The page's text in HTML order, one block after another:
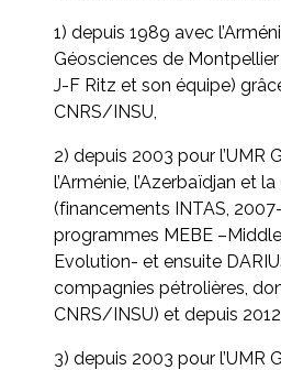
1) depuis 1989 avec
Géosciences de
J-F Ritz et son équipe)
CNRS/INSU,
2) depuis 2003 pour l’UMR
l’Arménie, l’Azerbaïdjan et la
(financements INTAS,
programmes MEBE
Evolution- et ensuite
compagnies pétrolières,
CNRS/INSU) et depuis 2012
3) depuis 2003 pour l’UMR